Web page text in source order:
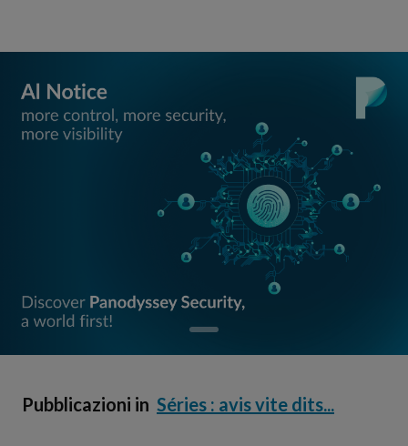
Pubblicazioni in Séries : avis vite dits...